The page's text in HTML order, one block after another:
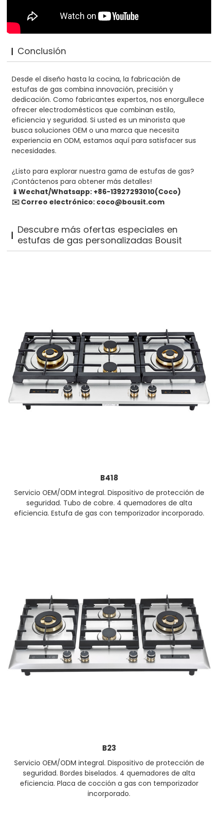
Conclusión
Desde el diseño hasta la cocina, la fabricación de
estufas de gas combina innovación, precisión y
dedicación. Como fabricantes expertos, nos enorgullece
ofrecer electrodomésticos que combinan estilo,
eficiencia y seguridad. Si usted es un minorista que
busca soluciones OEM o una marca que necesita
experiencia en ODM, estamos aquí para satisfacer sus
necesidades.
¿Listo para explorar nuestra gama de estufas de gas?
¡Contáctenos para obtener más detalles!
📱Wechat/Whatsapp: +86-13927293010(Coco)
✉️ Correo electrónico: coco@bousit.com
Descubre más ofertas especiales en
estufas de gas personalizadas Bousit
B418
Servicio OEM/ODM integral. Dispositivo de protección de
seguridad. Tubo de cobre. 4 quemadores de alta
eficiencia. Estufa de gas con temporizador incorporado.
B23
Servicio OEM/ODM integral. Dispositivo de protección de
seguridad. Bordes biselados. 4 quemadores de alta
eficiencia. Placa de cocción a gas con temporizador
incorporado.